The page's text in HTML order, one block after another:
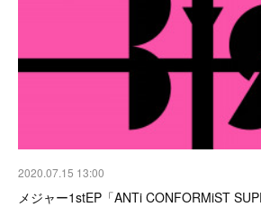
2020.07.15 13:00
メジャー1stEP「ANTi CONFORMiST